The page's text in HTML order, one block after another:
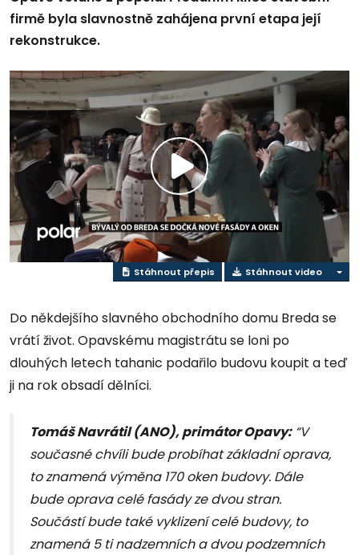
firmě byla slavnostně zahájena první etapa její
rekonstrukce.
Přehrát
video
Stáhnout přepis Stáhnout video
Do někdejšího slavného obchodního domu Breda se
vrátí život. Opavskému magistrátu se loni po
dlouhých letech tahanic podařilo budovu koupit a teď
ji na rok obsadí dělníci.
Tomáš Navrátil (ANO), primátor Opavy:“V
současné chvíli bude probíhat základní oprava,
to znamená výměna 170 oken budovy. Dále
bude oprava celé fasády ze dvou stran.
Součástí bude také vyklizení celé budovy, to
znamená 5 ti nadzemních a dvou podzemních